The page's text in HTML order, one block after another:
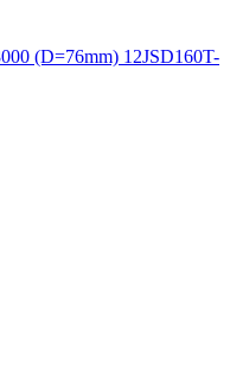
(D=76mm) 12JSD160T-